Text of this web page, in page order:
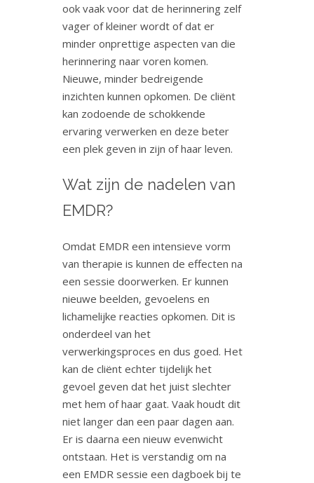
ook vaak voor dat de herinnering zelf
vager of kleiner wordt of dat er
minder onprettige aspecten van die
herinnering naar voren komen.
Nieuwe, minder bedreigende
inzichten kunnen opkomen. De cliënt
kan zodoende de schokkende
ervaring verwerken en deze beter
een plek geven in zijn of haar leven.
Wat zijn de nadelen van
EMDR?
Omdat EMDR een intensieve vorm
van therapie is kunnen de effecten na
een sessie doorwerken. Er kunnen
nieuwe beelden, gevoelens en
lichamelijke reacties opkomen. Dit is
onderdeel van het
verwerkingsproces en dus goed. Het
kan de cliënt echter tijdelijk het
gevoel geven dat het juist slechter
met hem of haar gaat. Vaak houdt dit
niet langer dan een paar dagen aan.
Er is daarna een nieuw evenwicht
ontstaan. Het is verstandig om na
een EMDR sessie een dagboek bij te